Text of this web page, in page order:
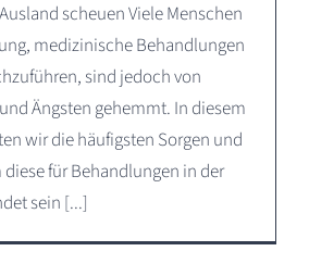
scheuen Viele Menschen
medizinische Behandlungen
sind jedoch von
Ängsten gehemmt. In diesem
wir die häufigsten Sorgen und
für Behandlungen in der
sein [...]